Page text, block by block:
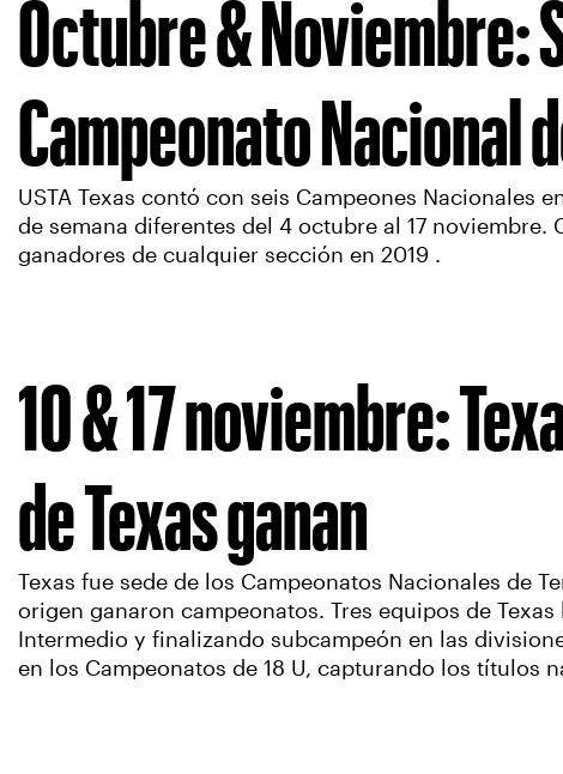
Octubre & Noviembre:
Campeonato Nacional
USTA Texas contó con seis Campeones Nacionales
de semana diferentes del 4 octubre al 17
ganadores de cualquier sección en 2019 .
10 & 17 noviembre:
de Texas ganan
Texas fue sede de los Campeonatos Nacionales de
origen ganaron campeonatos. Tres equipos de
Intermedio y finalizando subcampeón en las
en los Campeonatos de 18 U, capturando los títulos